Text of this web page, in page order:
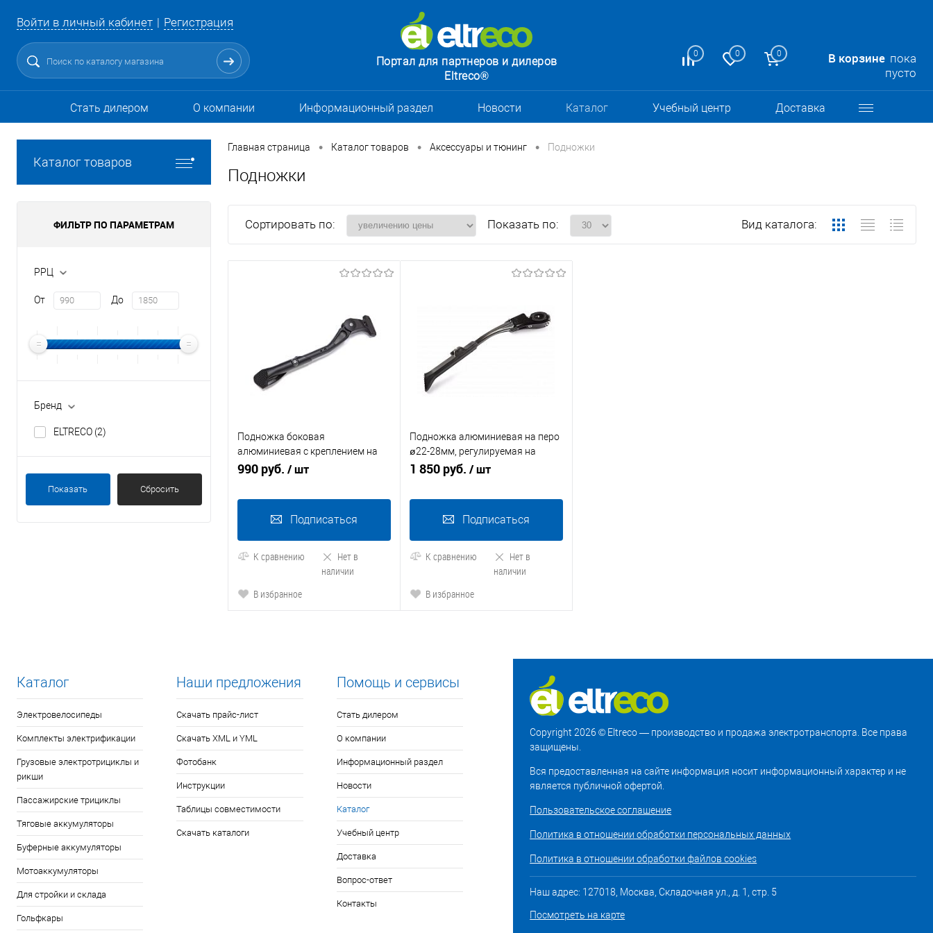
Войти в личный кабинет Регистрация
0 0 0 В корзине пока
пусто
Портал для партнеров и дилеров
Eltreco®
Стать дилером О компании Информационный раздел Новости Каталог Учебный центр Доставка
Каталог товаров
ФИЛЬТР ПО ПАРАМЕТРАМ
РРЦ
От До
Бренд
ELTRECO (2)
Показать Сбросить
Главная страница • Каталог товаров • Аксессуары и тюнинг • Подножки
Подножки
Сортировать по: Показать по: Вид каталога:
Подножка боковая
алюминиевая с креплением на
раму 26-29"
990 руб. / шт
Подписаться
К сравнению
Нет в
наличии
В избранное
Подножка алюминиевая на перо
ø22-28мм, регулируемая на
24"-29"
1 850 руб. / шт
Подписаться
К сравнению
Нет в
наличии
В избранное
Каталог
Электровелосипеды
Комплекты электрификации
Грузовые электротрициклы и
рикши
Пассажирские трициклы
Тяговые аккумуляторы
Буферные аккумуляторы
Мотоаккумуляторы
Для стройки и склада
Гольфкары
Наши предложения
Скачать прайс-лист
Скачать XML и YML
Фотобанк
Инструкции
Таблицы совместимости
Скачать каталоги
Помощь и сервисы
Стать дилером
О компании
Информационный раздел
Новости
Каталог
Учебный центр
Доставка
Вопрос-ответ
Контакты
Copyright 2026 © Eltreco — производство и продажа электротранспорта. Все права
защищены.
Вся предоставленная на сайте информация носит информационный характер и не
является публичной офертой.
Пользовательское соглашение
Политика в отношении обработки персональных данных
Политика в отношении обработки файлов cookies
Наш адрес: 127018, Москва, Складочная ул., д. 1, стр. 5
Посмотреть на карте